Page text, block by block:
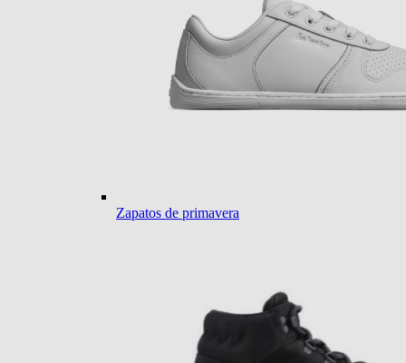
Zapatos de primavera